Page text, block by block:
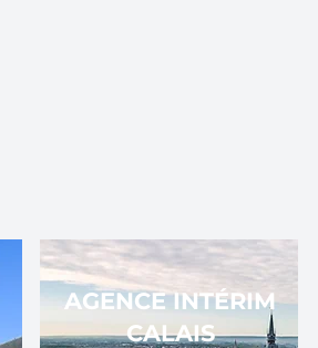
AGENCE INTÉRIM
CALAIS